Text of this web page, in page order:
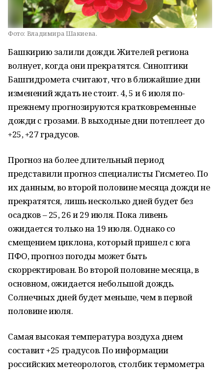
Фото: Владимира Шакиева.
Башкирию залили дожди. Жителей региона
волнует, когда они прекратятся. Синоптики
Башгидромета считают, что в ближайшие дни
изменений ждать не стоит. 4, 5 и 6 июля по-
прежнему прогнозируются кратковременные
дожди с грозами. В выходные дни потеплеет до
+25, +27 градусов.
Прогноз на более длительный период
представили прогноз специалисты Гисметео. По
их данным, во второй половине месяца дожди не
прекратятся, лишь несколько дней будет без
осадков – 25, 26 и 29 июля. Пока ливень
ожидается только на 19 июля. Однако со
смещением циклона, который пришел с юга
ПФО, прогноз погоды может быть
скорректирован. Во второй половине месяца, в
основном, ожидается небольшой дождь.
Солнечных дней будет меньше, чем в первой
половине июля.
Самая высокая температура воздуха днем
составит +25 градусов. По информации
российских метеорологов, столбик термометра